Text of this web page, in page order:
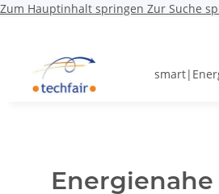
Zum Hauptinhalt springen Zur Suche